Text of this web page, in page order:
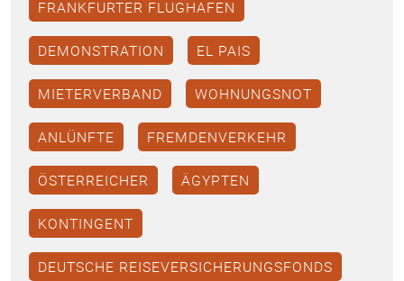
FRANKFURTER FLUGHAFEN
DEMONSTRATION EL PAIS
MIETERVERBAND WOHNUNGSNOT
ANLÜNFTE FREMDENVERKEHR
ÖSTERREICHER ÄGYPTEN
KONTINGENT
DEUTSCHE REISEVERSICHERUNGSFONDS